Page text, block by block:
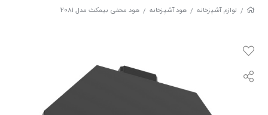
/ لوازم آشپزخانه / هود آشپزخانه / هود مخفی بیمکث مدل 2081